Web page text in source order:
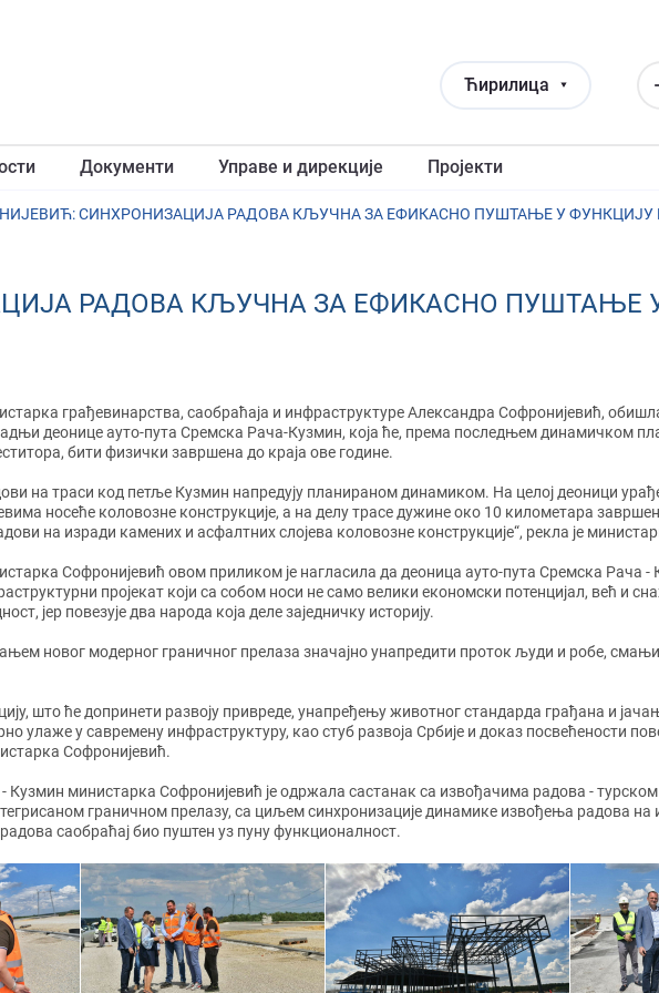
Ћирилица
Документи Управе и дирекције Пројекти
СИНХРОНИЗАЦИЈА РАДОВА КЉУЧНА ЗА ЕФИКАСНО ПУШТАЊЕ У ФУНКЦИЈУ
РАДОВА КЉУЧНА ЗА ЕФИКАСНО ПУШТАЊЕ
грађевинарства, саобраћаја и инфраструктуре Александра Софронијевић,
деонице ауто-пута Сремска Рача-Кузмин, која ће, према последњем динамичком
бити физички завршена до краја ове године.
на траси код петље Кузмин напредују планираном динамиком. На целој деоници
носеће коловозне конструкције, а на делу трасе дужине oко 10 километара
на изради камених и асфалтних слојева коловозне конструкције“, рекла је
Софронијевић овом приликом је нагласила да деоница ауто-пута Сремска Рача -
пројекат који са собом носи не само велики економски потенцијал, већ и
јер повезује два народа која деле заједничку историју.
новог модерног граничног прелаза значајно унапредити проток људи и робе,
што ће допринети развоју привреде, унапређењу животног стандарда грађана и
улаже у савремену инфраструктуру, као стуб развоја Србије и доказ посвећености
Софронијевић.
министарка Софронијевић је одржала састанак са извођачима радова -
граничном прелазу, са циљем синхронизације динамике извођења радова на
саобраћај био пуштен уз пуну функционалност.